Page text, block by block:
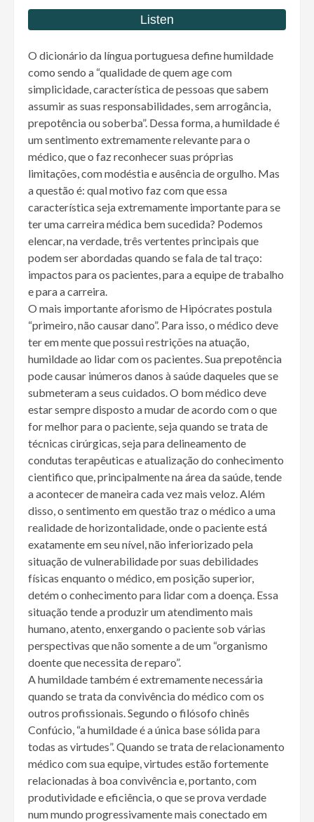
O dicionário da língua portuguesa define humildade
como sendo a “qualidade de quem age com
simplicidade, característica de pessoas que sabem
assumir as suas responsabilidades, sem arrogância,
prepotência ou soberba”. Dessa forma, a humildade é
um sentimento extremamente relevante para o
médico, que o faz reconhecer suas próprias
limitações, com modéstia e ausência de orgulho. Mas
a questão é: qual motivo faz com que essa
característica seja extremamente importante para se
ter uma carreira médica bem sucedida? Podemos
elencar, na verdade, três vertentes principais que
podem ser abordadas quando se fala de tal traço:
impactos para os pacientes, para a equipe de trabalho
e para a carreira.
O mais importante aforismo de Hipócrates postula
“primeiro, não causar dano”. Para isso, o médico deve
ter em mente que possui restrições na atuação,
humildade ao lidar com os pacientes. Sua prepotência
pode causar inúmeros danos à saúde daqueles que se
submeteram a seus cuidados. O bom médico deve
estar sempre disposto a mudar de acordo com o que
for melhor para o paciente, seja quando se trata de
técnicas cirúrgicas, seja para delineamento de
condutas terapêuticas e atualização do conhecimento
cientifico que, principalmente na área da saúde, tende
a acontecer de maneira cada vez mais veloz. Além
disso, o sentimento em questão traz o médico a uma
realidade de horizontalidade, onde o paciente está
exatamente em seu nível, não inferiorizado pela
situação de vulnerabilidade por suas debilidades
físicas enquanto o médico, em posição superior,
detém o conhecimento para lidar com a doença. Essa
situação tende a produzir um atendimento mais
humano, atento, enxergando o paciente sob várias
perspectivas que não somente a de um “organismo
doente que necessita de reparo”.
A humildade também é extremamente necessária
quando se trata da convivência do médico com os
outros profissionais. Segundo o filósofo chinês
Confúcio, “a humildade é a única base sólida para
todas as virtudes”. Quando se trata de relacionamento
médico com sua equipe, virtudes estão fortemente
relacionadas à boa convivência e, portanto, com
produtividade e eficiência, o que se prova verdade
num mundo progressivamente mais conectado em